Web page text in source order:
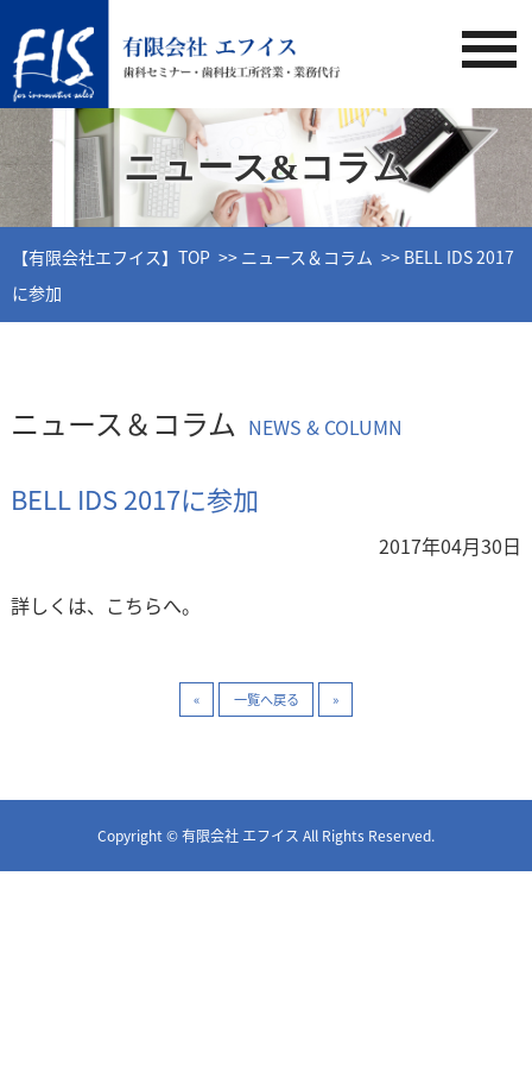
ニュース&コラム
【有限会社エフイス】TOP ニュース＆コラム
BELL IDS 2017
に参加
ニュース＆コラム NEWS & COLUMN
BELL IDS 2017に参加
2017年04月30日
詳しくは、こちらへ。
« 一覧へ戻る »
Copyright © 有限会社 エフイス All Rights Reserved.